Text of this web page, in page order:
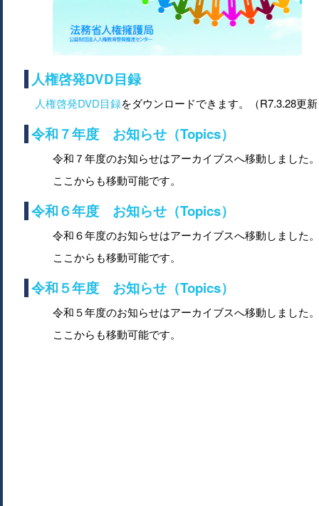
人権啓発DVD目録
人権啓発DVD目録をダウンロードできます。（R7.3.28更
令和７年度 お知らせ（Topics）
令和７年度のお知らせはアーカイブスへ移動しました。
ここからも移動可能です。
令和６年度 お知らせ（Topics）
令和６年度のお知らせはアーカイブスへ移動しました。
ここからも移動可能です。
令和５年度 お知らせ（Topics）
令和５年度のお知らせはアーカイブスへ移動しました。
ここからも移動可能です。